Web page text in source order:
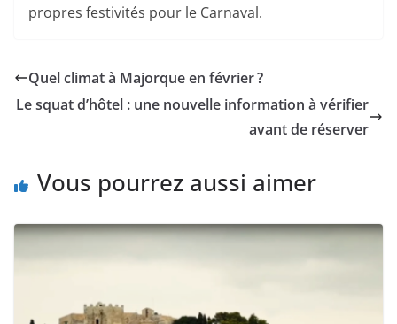
propres festivités pour le Carnaval.
Quel climat à Majorque en février ?
Le squat d’hôtel : une nouvelle information à vérifier
avant de réserver
Vous pourrez aussi aimer